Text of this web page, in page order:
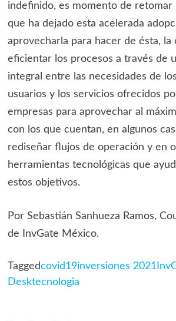
indefinido, es momento de retomar
que ha dejado esta acelerada
aprovecharla para hacer de ésta, la
eficientar los procesos a través de
integral entre las necesidades de
usuarios y los servicios ofrecidos
empresas para aprovechar al
con los que cuentan, en algunos
rediseñar flujos de operación y en
herramientas tecnológicas que
estos objetivos.
Por Sebastián Sanhueza Ramos,
de InvGate México.
Taggedcovid19inversiones 2021
Desktecnologia